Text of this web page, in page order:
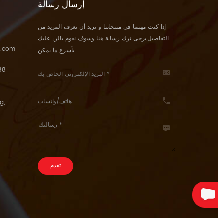
إرسال رسالة
إذا كنت مهتما في منتجاتنا و تريد أن تعرف المزيد من
التفاصيل,يرجى ترك رسالة هنا وسوف نقوم بالرد عليك
بأسرع ما يمكن.